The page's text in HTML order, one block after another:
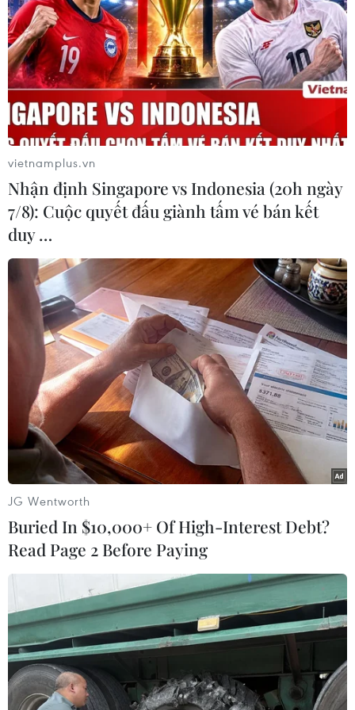
Nam Trà My, tỉnh Quảng Nam.
Quảng Nam: Họp khẩn, bàn cách cứu hộ
nạn nhân vụ sạt lở đất ở Trà Leng
28/10/2020 17:16
Tối 28/10, Phó Thủ tướng Trịnh Đình Dũng cùng lãnh đạo
Bộ Quốc phòng, Bộ Công an, Quân khu 5 đã sang trụ
sở Bộ Chỉ huy quân sự tỉnh Quảng Nam để họp khẩn,
bàn biện pháp cứu hộ, cứu nạn.
vietnamplus.vn
Nhận định Singapore vs Indonesia (20h ngày
7/8): Cuộc quyết đấu giành tấm vé bán kết
duy …
JG Wentworth
Buried In $10,000+ Of High-Interest Debt?
Read Page 2 Before Paying